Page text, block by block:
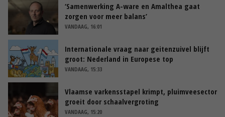
‘Samenwerking A-ware en Amalthea gaat
zorgen voor meer balans’
VANDAAG, 16:01
Internationale vraag naar geitenzuivel blijft
groot: Nederland in Europese top
VANDAAG, 15:33
Vlaamse varkensstapel krimpt, pluimveesector
groeit door schaalvergroting
VANDAAG, 15:20